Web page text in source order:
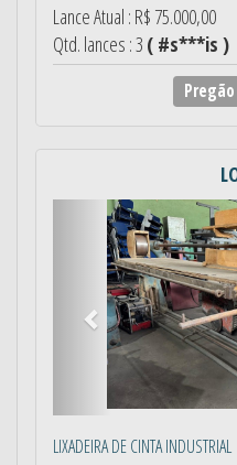
Lance Atual : R$ 75.000,00
Qtd. lances : 3 ( #s***is )
Anterior
LIXADEIRA DE CINTA INDUSTRIAL